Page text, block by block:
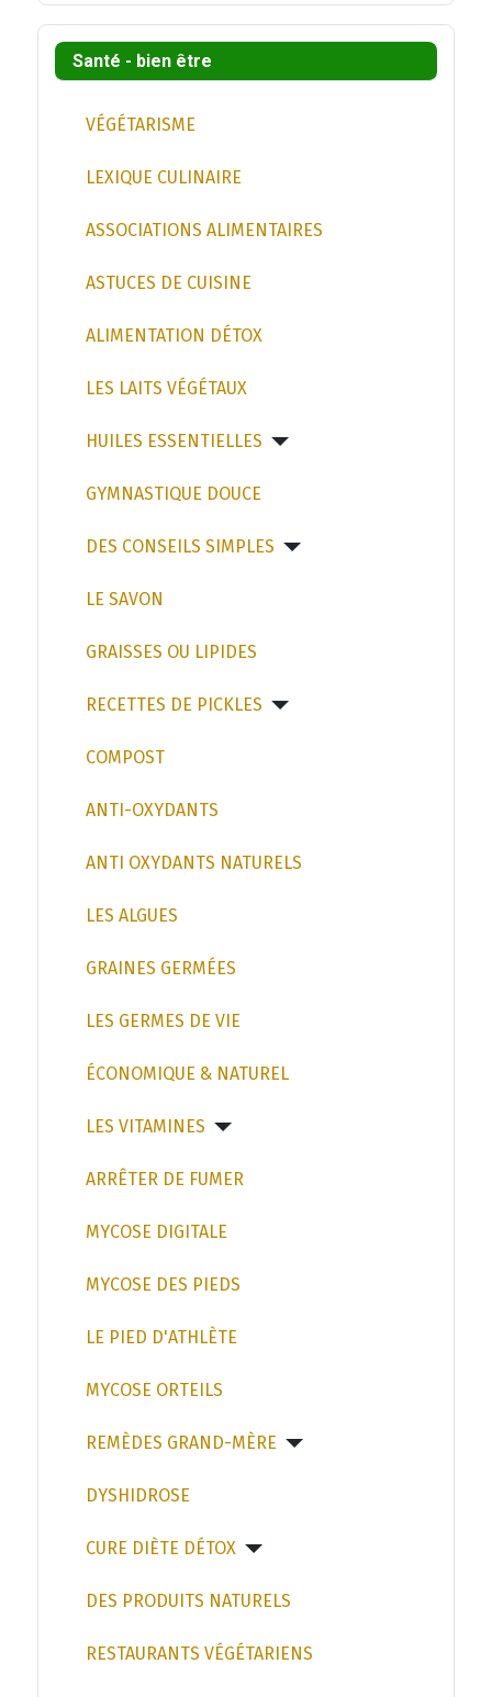
Santé - bien être
VÉGÉTARISME
LEXIQUE CULINAIRE
ASSOCIATIONS ALIMENTAIRES
ASTUCES DE CUISINE
ALIMENTATION DÉTOX
LES LAITS VÉGÉTAUX
HUILES ESSENTIELLES
GYMNASTIQUE DOUCE
DES CONSEILS SIMPLES
LE SAVON
GRAISSES OU LIPIDES
RECETTES DE PICKLES
COMPOST
ANTI-OXYDANTS
ANTI OXYDANTS NATURELS
LES ALGUES
GRAINES GERMÉES
LES GERMES DE VIE
ÉCONOMIQUE & NATUREL
LES VITAMINES
ARRÊTER DE FUMER
MYCOSE DIGITALE
MYCOSE DES PIEDS
LE PIED D'ATHLÈTE
MYCOSE ORTEILS
REMÈDES GRAND-MÈRE
DYSHIDROSE
CURE DIÈTE DÉTOX
DES PRODUITS NATURELS
RESTAURANTS VÉGÉTARIENS